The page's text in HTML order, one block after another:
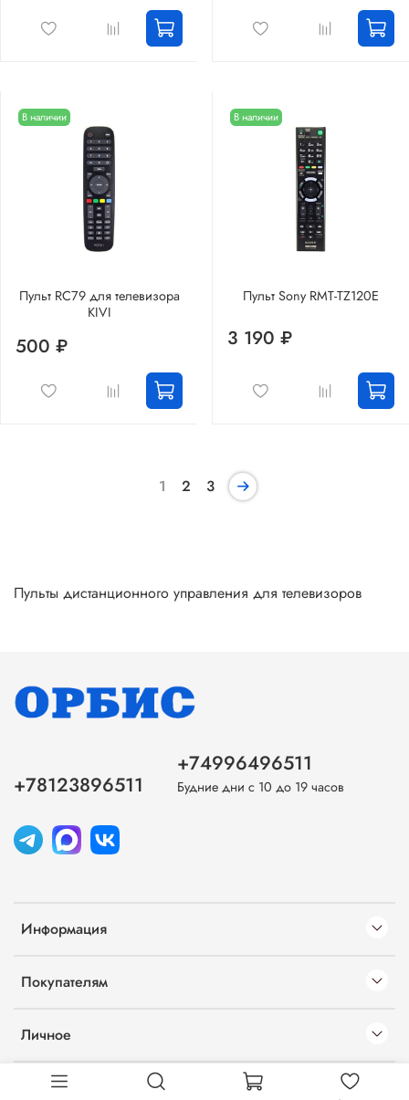
В наличии
Пульт RC79 для телевизора
KIVI
500 ₽
В наличии
Пульт Sony RMT-TZ120E
3 190 ₽
1 2 3
Пульты дистанционного управления для телевизоров
Информация
Покупателям
Личное
+78123896511
+74996496511
Будние дни с 10 до 19 часов